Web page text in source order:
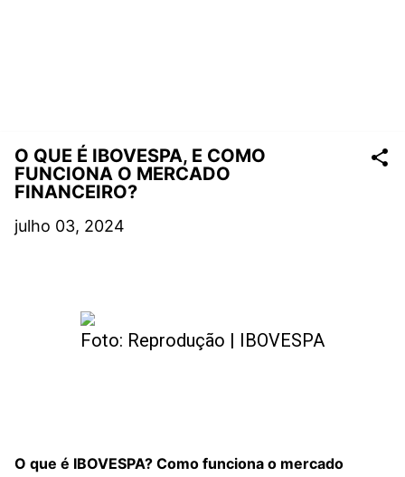
O QUE É IBOVESPA, E COMO
FUNCIONA O MERCADO
FINANCEIRO?
julho 03, 2024
Foto: Reprodução | IBOVESPA
O que é IBOVESPA? Como funciona o mercado